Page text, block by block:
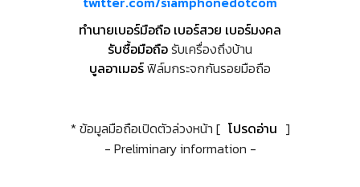
ทำนายเบอร์มือถือ เบอร์สวย เบอร์มงคล
รับซื้อมือถือรับเครื่องถึงบ้าน
บูลอาเมอร์ฟิล์มกระจกกันรอยมือถือ
* ข้อมูลมือถือเปิดตัวล่วงหน้า [ โปรดอ่าน ]
- Preliminary information -